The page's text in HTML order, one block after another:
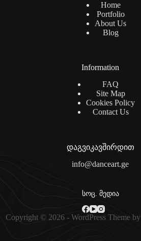
Home
Portfolio
About Us
Blog
Information
FAQ
Site Map
Cookies Policy
Contact Us
დაგვიკავშირდით
info@danceart.ge
სოც. მედია
Copyright © 2026 - WordPress Theme by